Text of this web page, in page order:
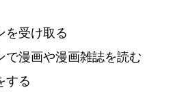
を受け取る
で漫画や漫画雑誌を読む
する